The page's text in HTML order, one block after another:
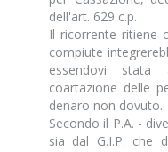
dell'art. 629 c.p.
Il ricorrente ritiene
compiute
essendovi stata
coartazione delle
denaro non dovuto.
Secondo il P.A. -
sia dal G.I.P. che